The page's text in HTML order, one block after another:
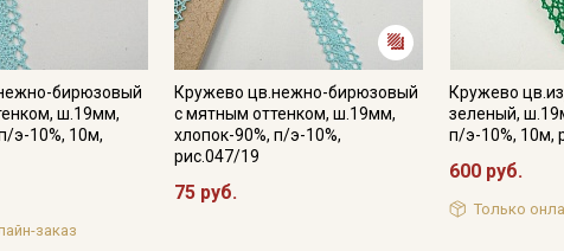
бирюзовый
ш.19мм,
э-10%, 10м,
заказ
Кружево цв.нежно-бирюзовый
с мятным оттенком, ш.19мм,
хлопок-90%, п/э-10%,
рис.047/19
75 руб.
Кружево
зеленый,
п/э-10%, 10м,
600 руб.
Только
Подписаться
Ознакомлен(а) сПолитикой обработки персональных
данных
и даюСогласие на обработку персональных
данных
Даю
Согласие на получение рекламных и
информационных рассылок